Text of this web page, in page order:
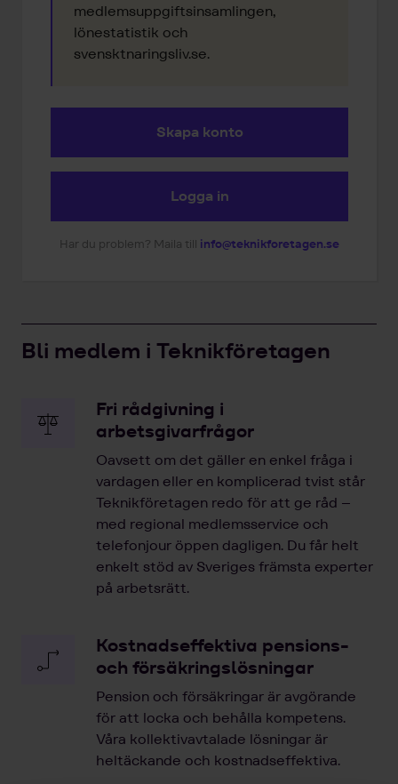
medlemsuppgiftsinsamlingen,
lönestatistik och
svensktnaringsliv.se.
Skapa konto
Logga in
Har du problem? Maila till info@teknikforetagen.se
Bli medlem i Teknikföretagen
Fri rådgivning i
arbetsgivarfrågor
Oavsett om det gäller en enkel fråga i
vardagen eller en komplicerad tvist står
Teknikföretagen redo för att ge råd –
med regional medlemsservice och
telefonjour öppen dagligen. Du får helt
enkelt stöd av Sveriges främsta experter
på arbetsrätt.
Kostnadseffektiva pensions-
och försäkringslösningar
Pension och försäkringar är avgörande
för att locka och behålla kompetens.
Våra kollektivavtalade lösningar är
heltäckande och kostnadseffektiva.